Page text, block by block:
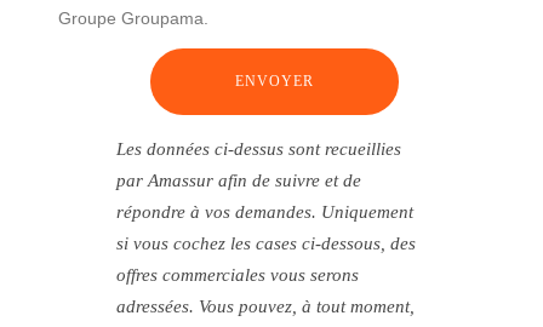
Groupe Groupama.
Les données ci-dessus sont recueillies
par Amassur afin de suivre et de
répondre à vos demandes. Uniquement
si vous cochez les cases ci-dessous, des
offres commerciales vous serons
adressées. Vous pouvez, à tout moment,